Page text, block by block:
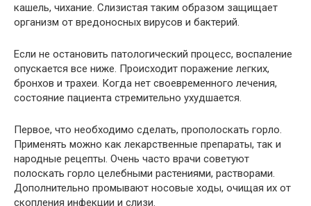
кашель, чихание. Слизистая таким образом защищает
организм от вредоносных вирусов и бактерий.
Если не остановить патологический процесс, воспаление
опускается все ниже. Происходит поражение легких,
бронхов и трахеи. Когда нет своевременного лечения,
состояние пациента стремительно ухудшается.
Первое, что необходимо сделать, прополоскать горло.
Применять можно как лекарственные препараты, так и
народные рецепты. Очень часто врачи советуют
полоскать горло целебными растениями, растворами.
Дополнительно промывают носовые ходы, очищая их от
скопления инфекции и слизи.